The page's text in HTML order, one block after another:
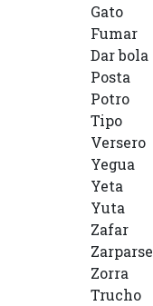
Gato
Fumar
Dar bola
Posta
Potro
Tipo
Versero
Yegua
Yeta
Yuta
Zafar
Zarparse
Zorra
Trucho